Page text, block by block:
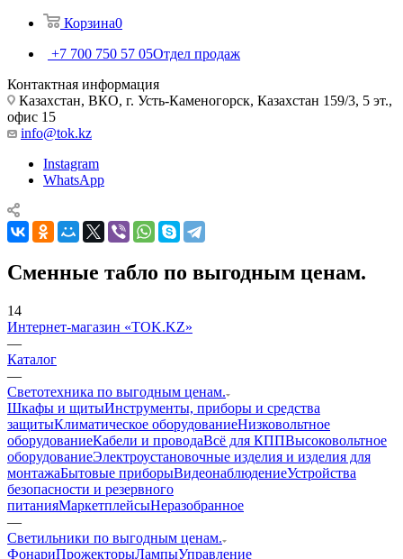
Корзина0
+7 700 750 57 05Отдел продаж
Контактная информация
Казахстан, ВКО, г. Усть-Каменогорск, Казахстан 159/3, 5 эт.,
офис 15
info@tok.kz
Instagram
WhatsApp
Сменные табло по выгодным ценам.
14
Интернет-магазин «TOK.KZ»
—
Каталог
—
Светотехника по выгодным ценам.
Шкафы и щитыИнструменты, приборы и средства
защитыКлиматическое оборудованиеНизковольтное
оборудованиеКабели и проводаВсё для КППВысоковольтное
оборудованиеЭлектроустановочные изделия и изделия для
монтажаБытовые приборыВидеонаблюдениеУстройства
безопасности и резервного
питанияМаркетплейсыНеразобранное
—
Светильники по выгодным ценам.
ФонариПрожекторыЛампыУправление